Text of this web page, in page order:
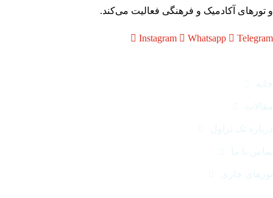
آکادمیک و فرهنگی فعالیت می‌کند.
Instagram Whatsapp